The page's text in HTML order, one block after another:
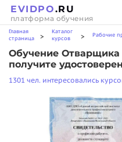
EVIDPO.RU
платформа обучения
Главная
страница
>
Каталог
курсов
> Рабочие
Обучение Отварщика
получите
1301 чел. интересовались